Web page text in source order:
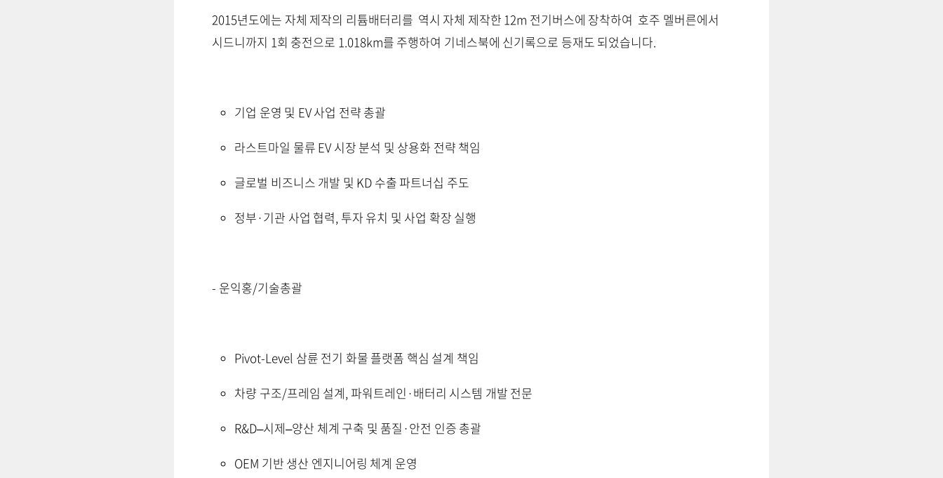
2015년도에는 자체 제작의 리튬배터리를 역시 자체 제작한 12m 전기버스에 장착하여 호주 멜버른에서
시드니까지 1회 충전으로 1.018km를 주행하여 기네스북에 신기록으로 등재도 되었습니다.
기업 운영 및 EV 사업 전략 총괄
라스트마일 물류 EV 시장 분석 및 상용화 전략 책임
글로벌 비즈니스 개발 및 KD 수출 파트너십 주도
정부·기관 사업 협력, 투자 유치 및 사업 확장 실행
- 운익홍/기술총괄
Pivot-Level 삼륜 전기 화물 플랫폼 핵심 설계 책임
차량 구조/프레임 설계, 파워트레인·배터리 시스템 개발 전문
R&D–시제–양산 체계 구축 및 품질·안전 인증 총괄
OEM 기반 생산 엔지니어링 체계 운영